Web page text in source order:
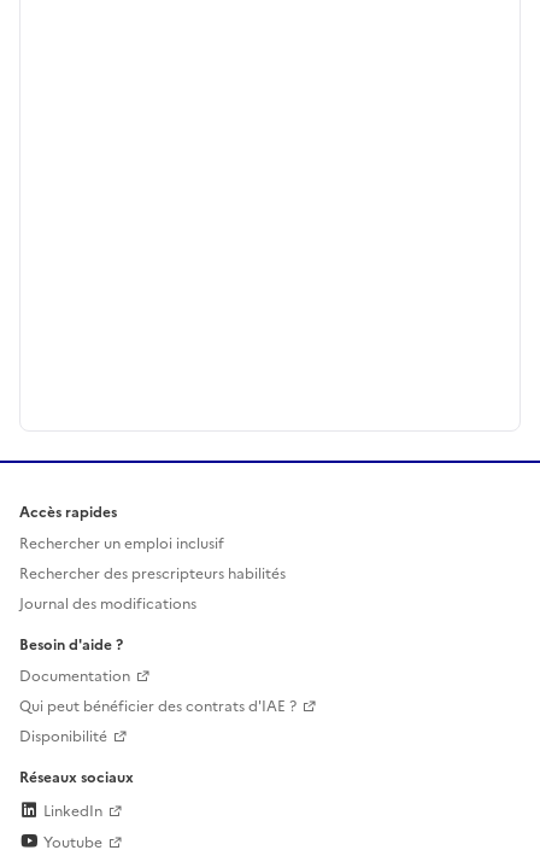
Accès rapides
Rechercher un emploi inclusif
Rechercher des prescripteurs habilités
Journal des modifications
Besoin d'aide ?
Documentation
Qui peut bénéficier des contrats d'IAE ?
Disponibilité
Réseaux sociaux
LinkedIn
Youtube